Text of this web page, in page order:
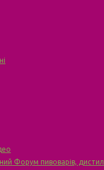
Форум пивоварів,